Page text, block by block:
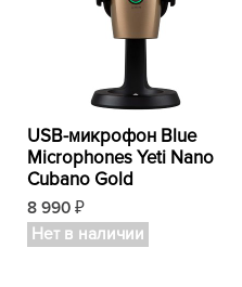
USB-микрофон Blue
Microphones Yeti Nano
Cubano Gold
8 990 ₽
Нет в наличии